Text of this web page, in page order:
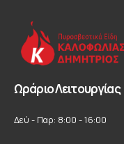
Ωράριο Λειτουργίας
Δεύ - Παρ: 8:00 - 16:00